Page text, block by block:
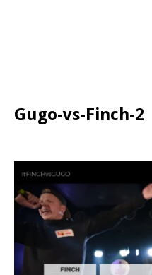
Gugo-vs-Finch-2